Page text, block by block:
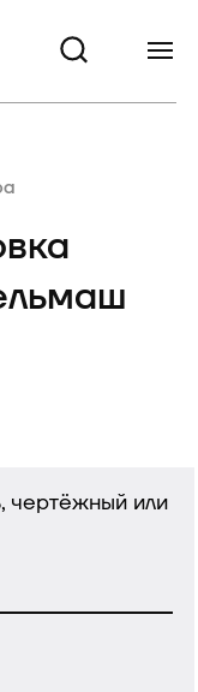
чертёжный или